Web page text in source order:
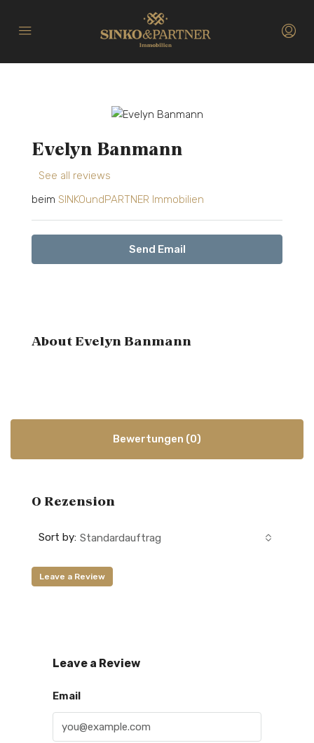
Evelyn Banmann
See all reviews
beim SINKOundPARTNER Immobilien
Send Email
About Evelyn Banmann
Bewertungen (0)
0 Rezension
Sort by: Standardauftrag
Leave a Review
Leave a Review
Email